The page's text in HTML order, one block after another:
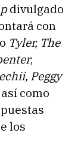
divulgado
con
Tyler, The
,
Peggy
así como
los